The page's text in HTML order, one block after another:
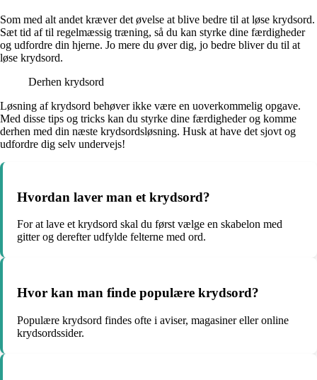
Som med alt andet kræver det øvelse at blive bedre til at løse krydsord.
Sæt tid af til regelmæssig træning, så du kan styrke dine færdigheder
og udfordre din hjerne. Jo mere du øver dig, jo bedre bliver du til at
løse krydsord.
Derhen krydsord
Løsning af krydsord behøver ikke være en uoverkommelig opgave.
Med disse tips og tricks kan du styrke dine færdigheder og komme
derhen med din næste krydsordsløsning. Husk at have det sjovt og
udfordre dig selv undervejs!
Hvordan laver man et krydsord?
For at lave et krydsord skal du først vælge en skabelon med
gitter og derefter udfylde felterne med ord.
Hvor kan man finde populære krydsord?
Populære krydsord findes ofte i aviser, magasiner eller online
krydsordssider.